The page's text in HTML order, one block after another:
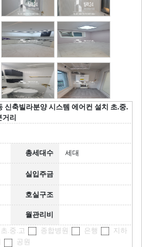
신축빌라분양 시스템 에어컨 설치 초.중.
리
총세대수
세대
실입주금
호실구조
월관리비
초.중.고 종합병원 은행
지하
공원